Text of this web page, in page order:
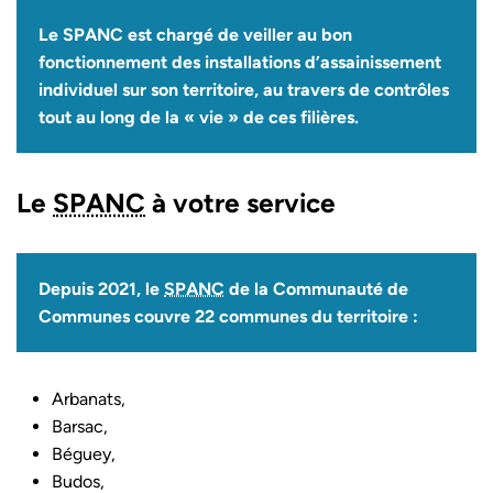
Le SPANC est chargé de veiller au bon
fonctionnement des installations d’assainissement
individuel sur son territoire, au travers de contrôles
tout au long de la « vie » de ces filières.
Le SPANC à votre service
Depuis 2021, le SPANC de la Communauté de
Communes couvre 22 communes du territoire :
Arbanats,
Barsac,
Béguey,
Budos,